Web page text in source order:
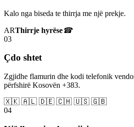
Kalo nga biseda te thirrja me një prekje.
ARThirrje hyrëse☎
03
Çdo shtet
Zgjidhe flamurin dhe kodi telefonik
përfshirë Kosovën +383.
🇽🇰 🇦🇱 🇩🇪 🇨🇭 🇺🇸 🇬🇧
04